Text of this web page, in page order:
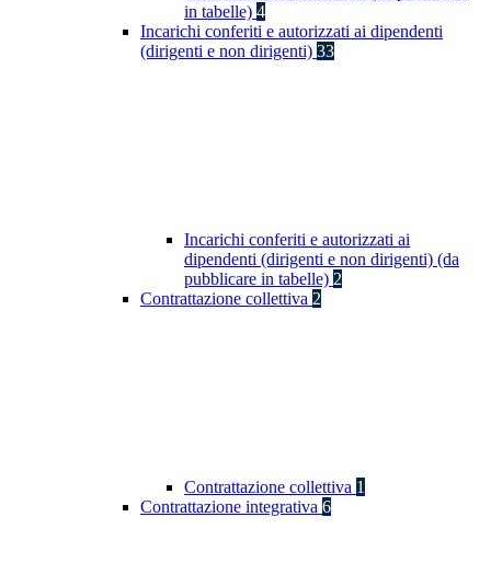
in tabelle) 4
Incarichi conferiti e autorizzati ai dipendenti
(dirigenti e non dirigenti) 33
Incarichi conferiti e autorizzati ai
dipendenti (dirigenti e non dirigenti) (da
pubblicare in tabelle) 2
Contrattazione collettiva 2
Contrattazione collettiva 1
Contrattazione integrativa 6